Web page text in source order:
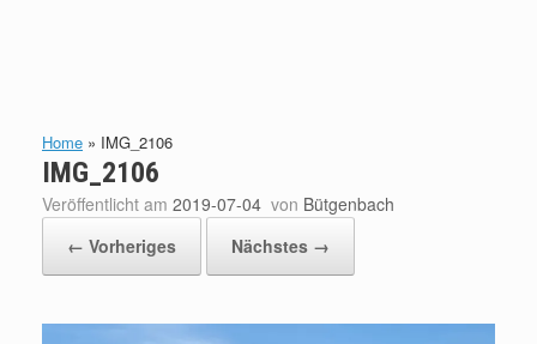
Home » IMG_2106
IMG_2106
Veröffentlicht am 2019-07-04 von Bütgenbach
← Vorheriges
Nächstes →